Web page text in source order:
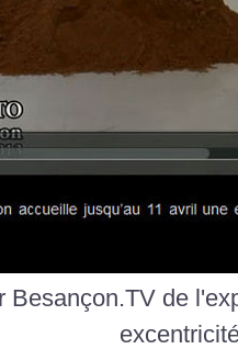
Besançon.TV de